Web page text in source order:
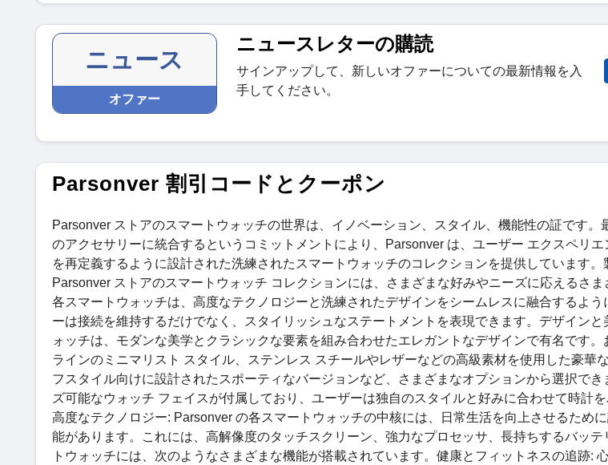
ニュース
オファー
ニュースレターの購読
サインアップして、新しいオファーについての最新情報を入
手してください。
Parsonver 割引コードとクーポン
Parsonver ストアのスマートウォッチの世界は、イノベーション、スタイル、機能性の証です。
のアクセサリーに統合するというコミットメントにより、Parsonver は、ユーザー エクスペリ
を再定義するように設計された洗練されたスマートウォッチのコレクションを提供しています。
Parsonver ストアのスマートウォッチ コレクションには、さまざまな好みやニーズに応えるさま
各スマートウォッチは、高度なテクノロジーと洗練されたデザインをシームレスに融合するよ
ーは接続を維持するだけでなく、スタイリッシュなステートメントを表現できます。デザインと
ォッチは、モダンな美学とクラシックな要素を組み合わせたエレガントなデザインで有名です
ラインのミニマリスト スタイル、ステンレス スチールやレザーなどの高級素材を使用した豪華
フスタイル向けに設計されたスポーティなバージョンなど、さまざまなオプションから選択でき
ズ可能なウォッチ フェイスが付属しており、ユーザーは独自のスタイルと好みに合わせて時計を
高度なテクノロジー: Parsonver の各スマートウォッチの中核には、日常生活を向上させるため
能があります。これには、高解像度のタッチスクリーン、強力なプロセッサ、長持ちするバッ
トウォッチには、次のようなさまざまな機能が搭載されています。健康とフィットネスの追跡: